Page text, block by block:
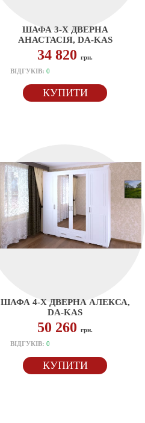
ШАФА 3-Х ДВЕРНА
АНАСТАСІЯ, DA-KAS
34 820 грн.
ВІДГУКІВ: 0
КУПИТИ
ШАФА 4-Х ДВЕРНА АЛЕКСА,
DA-KAS
50 260 грн.
ВІДГУКІВ: 0
КУПИТИ